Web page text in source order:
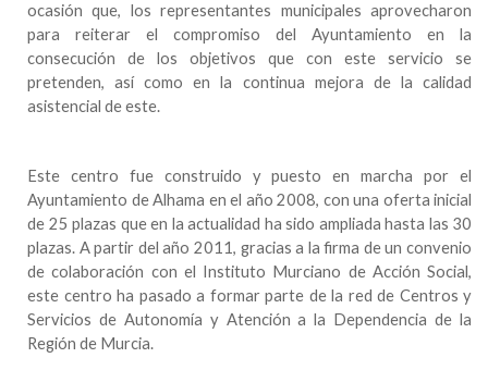
ocasión que, los representantes municipales aprovecharon
para reiterar el compromiso del Ayuntamiento en la
consecución de los objetivos que con este servicio se
pretenden, así como en la continua mejora de la calidad
asistencial de este.
Este centro fue construido y puesto en marcha por el
Ayuntamiento de Alhama en el año 2008, con una oferta inicial
de 25 plazas que en la actualidad ha sido ampliada hasta las 30
plazas. A partir del año 2011, gracias a la firma de un convenio
de colaboración con el Instituto Murciano de Acción Social,
este centro ha pasado a formar parte de la red de Centros y
Servicios de Autonomía y Atención a la Dependencia de la
Región de Murcia.